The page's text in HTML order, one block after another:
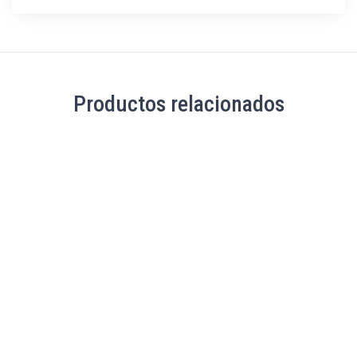
Productos relacionados